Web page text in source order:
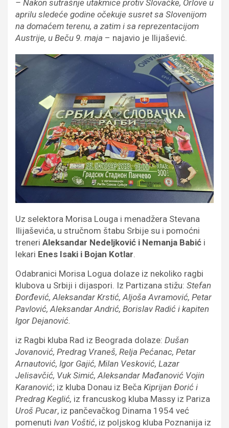
– Nakon sutrašnje utakmice protiv Slovačke, Orlove u
aprilu sledeće godine očekuje susret sa Slovenijom
na domaćem terenu, a zatim i sa reprezentacijom
Austrije, u Beču 9. maja – najavio je Ilijašević.
Uz selektora Morisa Louga i menadžera Stevana
Ilijaševića, u stručnom štabu Srbije su i pomoćni
treneri Aleksandar Nedeljković i Nemanja Babić i
lekari Enes Isaki i Bojan Kotlar.
Odabranici Morisa Logua dolaze iz nekoliko ragbi
klubova u Srbiji i dijaspori. Iz Partizana stižu: Stefan
Đorđević, Aleksandar Krstić, Aljoša Avramović, Petar
Pavlović, Aleksandar Andrić, Borislav Radić i kapiten
Igor Dejanović.
iz Ragbi kluba Rad iz Beograda dolaze: Dušan
Jovanović, Predrag Vraneš, Relja Pećanac, Petar
Arnautović, Igor Gajić, Milan Vesković, Lazar
Jelisavčić, Vuk Simić, Aleksandar Mađanović Vojin
Karanović; iz kluba Donau iz Beča Kiprijan Đorić i
Predrag Keglić, iz francuskog kluba Massy iz Pariza
Uroš Pucar, iz pančevačkog Dinama 1954 već
pomenuti Ivan Voštić, iz poljskog kluba Poznanija iz